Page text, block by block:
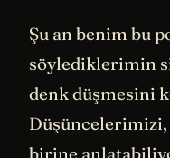
Şu an benim bu
söylediklerimin
denk düşmesini
Düşüncelerimizi,
birine